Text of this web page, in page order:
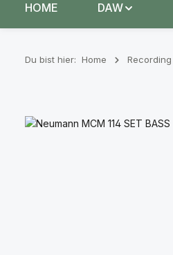
HOME DAW
Du bist hier: Home Recording
Bildergalerie überspringen